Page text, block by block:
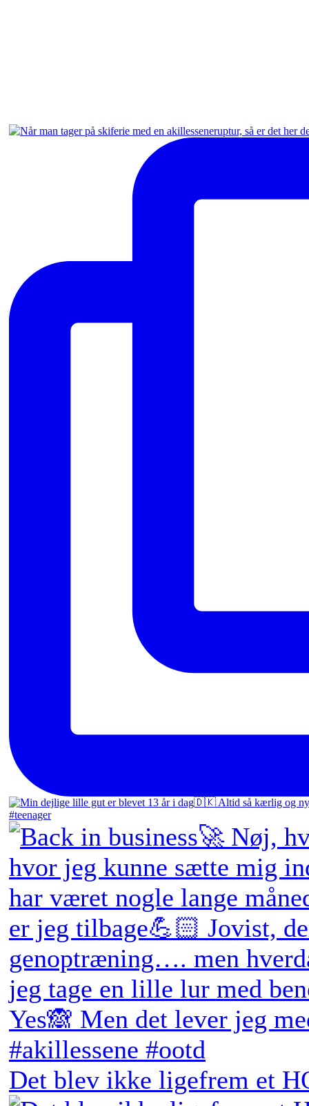
Det blev ikke ligefrem et